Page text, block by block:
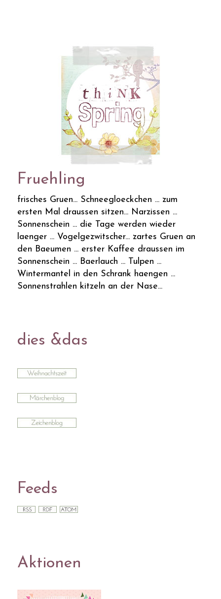
Fruehling
frisches Gruen... Schneegloeckchen ... zum
ersten Mal draussen sitzen... Narzissen ...
Sonnenschein ... die Tage werden wieder
laenger ... Vogelgezwitscher... zartes Gruen an
den Baeumen ... erster Kaffee draussen im
Sonnenschein ... Baerlauch ... Tulpen ...
Wintermantel in den Schrank haengen ...
Sonnenstrahlen kitzeln an der Nase...
dies &das
Feeds
Aktionen